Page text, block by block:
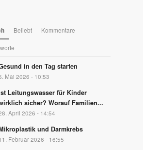
Beliebt Kommentare
in den Tag starten
Mai 2026 - 10:53
Leitungswasser für Kinder
sicher? Worauf Familien...
April 2026 - 14:54
und Darmkrebs
Februar 2026 - 16:55